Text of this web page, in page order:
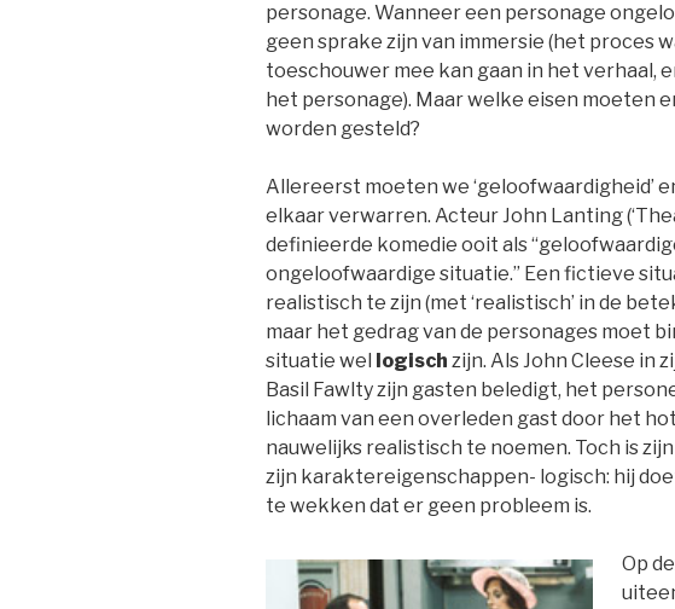
personage. Wanneer een personage
geen sprake zijn van immersie (het proces
toeschouwer mee kan gaan in het verhaal,
het personage). Maar welke eisen moeten
worden gesteld?
Allereerst moeten we ‘geloofwaardigheid’
elkaar verwarren. Acteur John Lanting
definieerde komedie ooit als
ongeloofwaardige situatie.” Een fictieve
realistisch te zijn (met ‘realistisch’ in de
maar het gedrag van de personages moet
situatie wel
logisch zijn. Als John Cleese in
Basil Fawlty zijn gasten beledigt, het
lichaam van een overleden gast door het
nauwelijks realistisch te noemen. Toch is
zijn karaktereigenschappen- logisch: hij
te wekken dat er geen probleem is.
Op